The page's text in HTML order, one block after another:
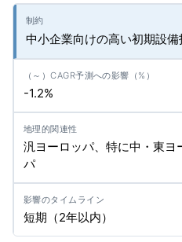
中小企業向けの高い初期設備
-1.2%
汎ヨーロッパ、特に中・東ヨ
パ
短期（2年以内）